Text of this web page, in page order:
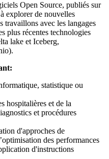
Open Source, publiés sur
explorer de nouvelles
travaillons avec les langages
plus récentes technologies
lake et Iceberg,
statistique ou
hospitalières et de la
et procédures
d'approches de
des performances
d'instructions